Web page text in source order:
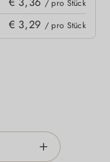
/ pro Stück
€ 3,29 / pro Stück